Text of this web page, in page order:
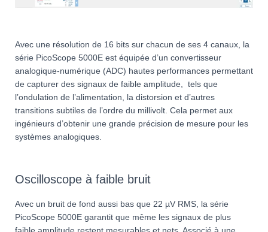
Avec une résolution de 16 bits sur chacun de ses 4 canaux, la
série PicoScope 5000E est équipée d’un convertisseur
analogique-numérique (ADC) hautes performances permettant
de capturer des signaux de faible amplitude, tels que
l’ondulation de l’alimentation, la distorsion et d’autres
transitions subtiles de l’ordre du millivolt. Cela permet aux
ingénieurs d’obtenir une grande précision de mesure pour les
systèmes analogiques.
Oscilloscope à faible bruit
Avec un bruit de fond aussi bas que 22 µV RMS, la série
PicoScope 5000E garantit que même les signaux de plus
faible amplitude restent mesurables et nets. Associé à une